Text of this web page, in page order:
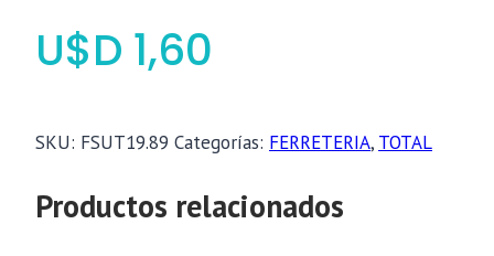
$ 1,60
SKU: FSUT19.89 Categorías: FERRETERIA, TOTAL
Productos relacionados